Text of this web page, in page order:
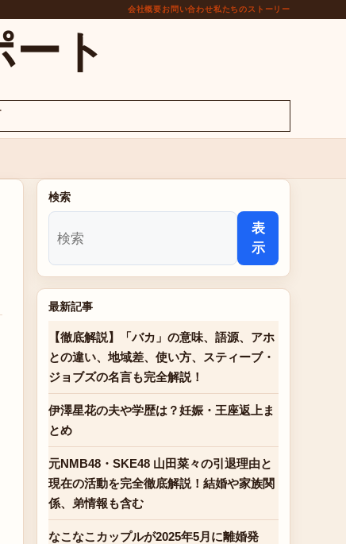
会社概要お問い合わせ私たちのストーリー
ト
検索
表
示
最新記事
【徹底解説】「バカ」の意味、語源、アホ
との違い、地域差、使い方、スティーブ・
ジョブズの名言も完全解説！
伊澤星花の夫や学歴は？妊娠・王座返上ま
とめ
元NMB48・SKE48 山田菜々の引退理由と
現在の活動を完全徹底解説！結婚や家族関
係、弟情報も含む
なこなこカップルが2025年5月に離婚発